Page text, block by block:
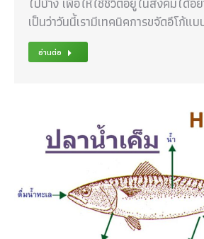
เป็นว่าวันนี้เรามีเทคนิคการขจัดอีโก้แ
อ่านต่อ